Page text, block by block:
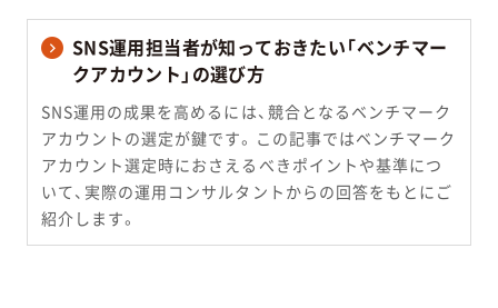
SNS運用担当者が知っておきたい「ベンチマー
クアカウント」の選び方
SNS運用の成果を高めるには、競合となるベンチマーク
アカウントの選定が鍵です。この記事ではベンチマーク
アカウント選定時におさえるべきポイントや基準につ
いて、実際の運用コンサルタントからの回答をもとにご
紹介します。